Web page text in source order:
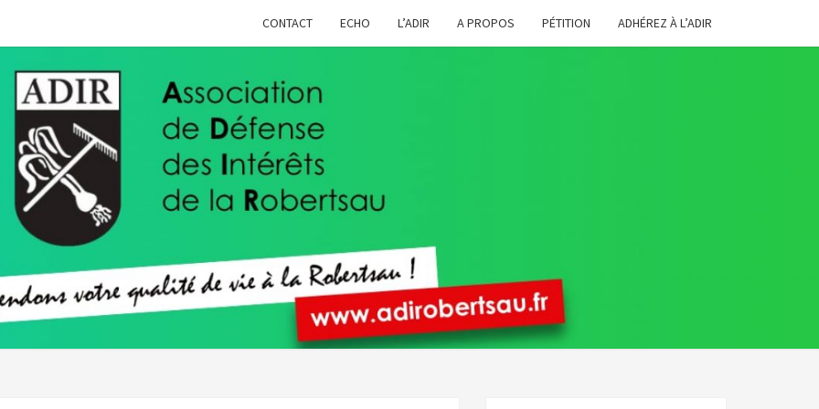
CONTACT ECHO L’ADIR A PROPOS PÉTITION ADHÉREZ À L’ADIR
ADIR
Pour
De Vie À
La
Robertsau